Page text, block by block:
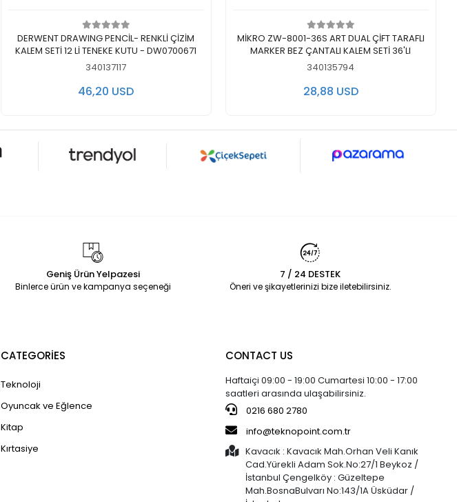
Add to cart
DERWENT DRAWING PENCİL- RENKLİ ÇİZİM
KALEM SETİ 12 Lİ TENEKE KUTU - DW0700671
340137117
46,20 USD
Add to cart
MİKRO ZW-8001-36S ART DUAL ÇİFT TARAFLI
MARKER BEZ ÇANTALI KALEM SETİ 36'LI
340135794
28,88 USD
Geniş Ürün Yelpazesi
Binlerce ürün ve kampanya seçeneği
7 / 24 DESTEK
Öneri ve şikayetlerinizi bize iletebilirsiniz.
CATEGORİES
Teknoloji
Oyuncak ve Eğlence
Kitap
Kırtasiye
CONTACT US
Haftaiçi 09:00 - 19:00 Cumartesi 10:00 - 17:00
saatleri arasında ulaşabilirsiniz.
0216 680 2780
info@teknopoint.com.tr
Kavacık : Kavacık Mah.Orhan Veli Kanık
Cad.Yürekli Adam Sok.No:27/1 Beykoz /
İstanbul Çengelköy : Güzeltepe
Mah.BosnaBulvarı No:143/1A Üsküdar /